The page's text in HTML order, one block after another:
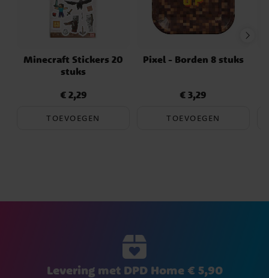
Minecraft Stickers 20
stuks
Prijs :€ 2,29
€ 2,29
TOEVOEGEN
Pixel - Borden 8 stuks
Prijs :€ 3,29
€ 3,29
TOEVOEGEN
Levering met DPD Home € 5,90